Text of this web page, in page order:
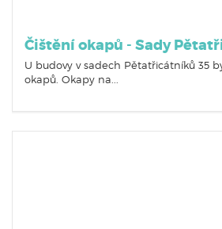
Čištění okapů - Sady
U budovy v sadech Pětatřicátníků 35
okapů. Okapy na...